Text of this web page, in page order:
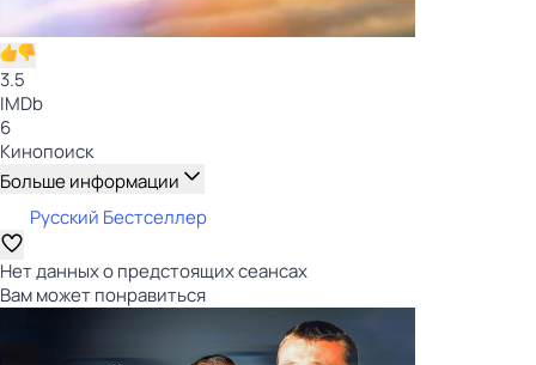
3.5
IMDb
6
Кинопоиск
Больше информации
Русский Бестселлер
Нет данных о предстоящих сеансах
Вам может понравиться